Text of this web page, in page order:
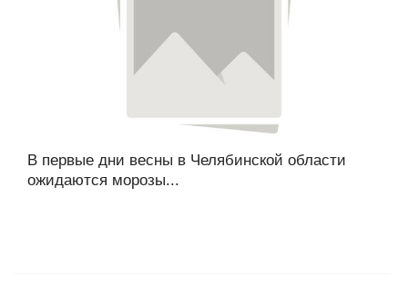
В первые дни весны в Челябинской области
ожидаются морозы...